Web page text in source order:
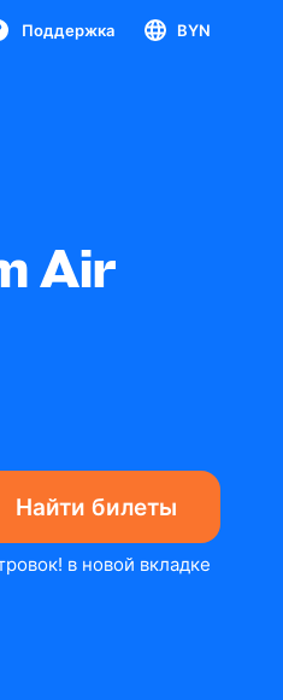
Поддержка BYN
Air
Найти билеты
в новой вкладке